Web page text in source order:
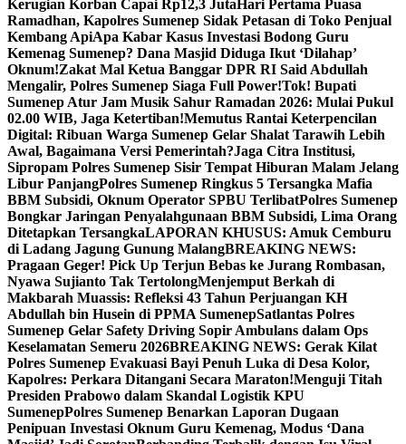
Kerugian Korban Capai Rp12,3 JutaHari Pertama Puasa
Ramadhan, Kapolres Sumenep Sidak Petasan di Toko Penjual
Kembang ApiApa Kabar Kasus Investasi Bodong Guru
Kemenag Sumenep? Dana Masjid Diduga Ikut ‘Dilahap’
Oknum!Zakat Mal Ketua Banggar DPR RI Said Abdullah
Mengalir, Polres Sumenep Siaga Full Power!Tok! Bupati
Sumenep Atur Jam Musik Sahur Ramadan 2026: Mulai Pukul
02.00 WIB, Jaga Ketertiban!Memutus Rantai Keterpencilan
Digital: Ribuan Warga Sumenep Gelar Shalat Tarawih Lebih
Awal, Bagaimana Versi Pemerintah?Jaga Citra Institusi,
Sipropam Polres Sumenep Sisir Tempat Hiburan Malam Jelang
Libur PanjangPolres Sumenep Ringkus 5 Tersangka Mafia
BBM Subsidi, Oknum Operator SPBU TerlibatPolres Sumenep
Bongkar Jaringan Penyalahgunaan BBM Subsidi, Lima Orang
Ditetapkan TersangkaLAPORAN KHUSUS: Amuk Cemburu
di Ladang Jagung Gunung MalangBREAKING NEWS:
Pragaan Geger! Pick Up Terjun Bebas ke Jurang Rombasan,
Nyawa Sujianto Tak TertolongMenjemput Berkah di
Makbarah Muassis: Refleksi 43 Tahun Perjuangan KH
Abdullah bin Husein di PPMA SumenepSatlantas Polres
Sumenep Gelar Safety Driving Sopir Ambulans dalam Ops
Keselamatan Semeru 2026BREAKING NEWS: Gerak Kilat
Polres Sumenep Evakuasi Bayi Penuh Luka di Desa Kolor,
Kapolres: Perkara Ditangani Secara Maraton!Menguji Titah
Presiden Prabowo dalam Skandal Logistik KPU
SumenepPolres Sumenep Benarkan Laporan Dugaan
Penipuan Investasi Oknum Guru Kemenag, Modus ‘Dana